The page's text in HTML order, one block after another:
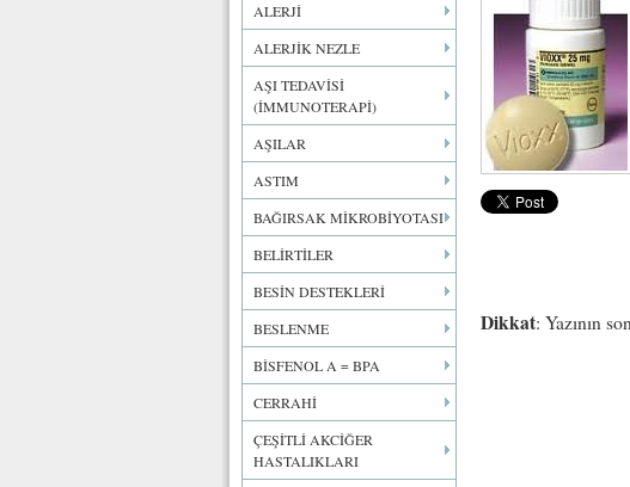
ALERJİ
ALERJİK NEZLE
AŞI TEDAVİSİ
(İMMUNOTERAPİ)
AŞILAR
ASTIM
BAĞIRSAK MİKROBİYOTASI
BELİRTİLER
BESİN DESTEKLERİ
BESLENME
BİSFENOL A = BPA
CERRAHİ
ÇEŞİTLİ AKCİĞER
HASTALIKLARI
Dikkat: Yazının